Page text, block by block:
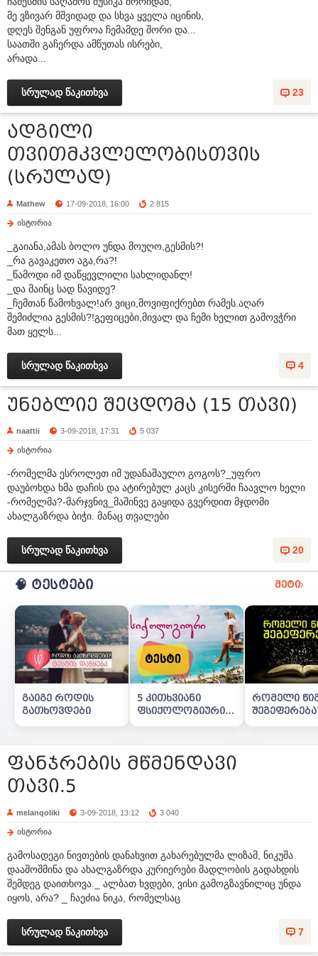
მე ვზივარ მშვიდად და სხვა ყველა იცინის,
დღეს შენგან უფროა ჩემამდე შორი და...
საათში გაჩერდა ამწუთას ისრები,
არადა...
23
სრულად წაკითხვა
ადგილი
თვითმკვლელობისთვის
(სრულად)
Mathew 17-09-2018, 16:00 2 815
ისტორია
_გაიანა,ამას ბოლო უნდა მოუღო,გესმის?!
_რა გავაკეთო აგა,რა?!
_წამოდი იმ დაწყევლილი სახლიდანლ!
_და მაინც სად წავიდე?
_ჩემთან წამოხვალ!არ ვიცი,მოვიფიქრებთ რამეს.აღარ
შემიძლია გესმის?!გეფიცები,მივალ და ჩემი ხელით გამოვჭრი
მათ ყელს...
4
სრულად წაკითხვა
უნებლიე შეცდომა (15 თავი)
naattii 3-09-2018, 17:31 5 037
ისტორია
-რომელმა ესროლეთ იმ უდანაშაულო გოგოს?_უფრო
დაუბოხდა ხმა დაჩის და ატირებულ კაცს კისერში ჩაავლო ხელი
-რომელმა?-მარჯვნივ_მაშინვე გაყიდა გვერდით მჯდომი
ახალგაზრდა ბიჭი. მანაც თვალები
20
სრულად წაკითხვა
🧠 ტესტები მეტი
გაიგე როდის
გათხოვდები
5 კითხვიანი
ფსიქოლოგიური
რომელი
ფანჯრების მწმენდავი
თავი.5
melanqoliki 3-09-2018, 13:12 3 040
ისტორია
გამოსადეგი ნივთების დანახვით გახარებულმა ლიზამ, ნიკუშა
დააშოშმინა და ახალგაზრდა კურიერები მადლობის გადახდის
შემდეგ დაითხოვა._ ალბათ ხვდები, ვისი გამოგზავნილიც უნდა
იყოს, არა? _ ჩაეძია ნიკა, რომელსაც
7
სრულად წაკითხვა